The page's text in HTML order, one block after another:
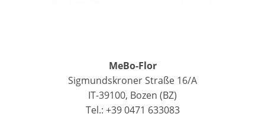
MeBo-Flor
Sigmundskroner Straße 16/A
IT-39100, Bozen (BZ)
Tel.: +39 0471 633083